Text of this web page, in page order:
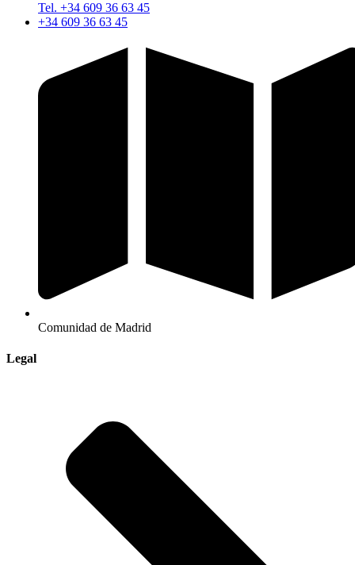
Tel. +34 609 36 63 45
+34 609 36 63 45
Comunidad de Madrid
Legal